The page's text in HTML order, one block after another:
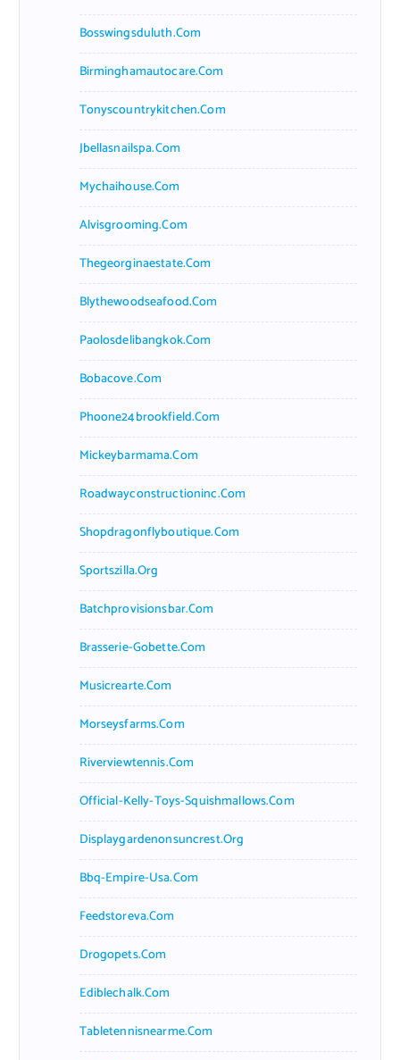
Bosswingsduluth.com
Birminghamautocare.com
Tonyscountrykitchen.com
Jbellasnailspa.com
Mychaihouse.com
Alvisgrooming.com
Thegeorginaestate.com
Blythewoodseafood.com
Paolosdelibangkok.com
Bobacove.com
Phoone24brookfield.com
Mickeybarmama.com
Roadwayconstructioninc.com
Shopdragonflyboutique.com
Sportszilla.org
Batchprovisionsbar.com
Brasserie-Gobette.com
Musicrearte.com
Morseysfarms.com
Riverviewtennis.com
Official-Kelly-Toys-Squishmallows.com
Displaygardenonsuncrest.org
Bbq-Empire-Usa.com
Feedstoreva.com
Drogopets.com
Ediblechalk.com
Tabletennisnearme.com